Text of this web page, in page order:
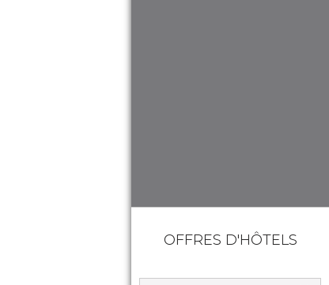
OFFRES D'HÔTELS